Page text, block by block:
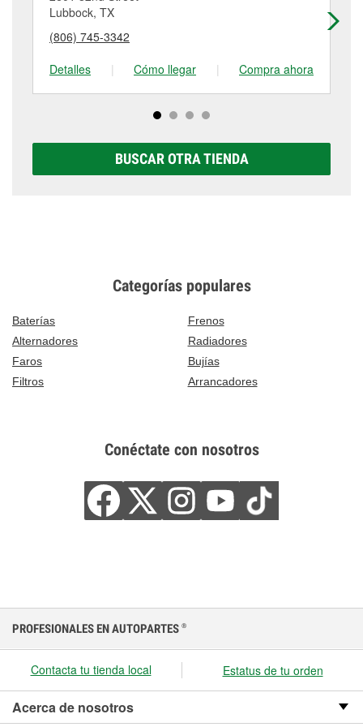
tambores de freno, tienen un pequeño costo que
tienda #1005 para obtener más información.
Lubbock, TX
(806) 745-3342
Detalles
| Cómo llegar | Compra ahora
BUSCAR OTRA TIENDA
Categorías populares
Baterías
Frenos
Alternadores
Radiadores
Faros
Bujías
Filtros
Arrancadores
Conéctate con nosotros
PROFESIONALES EN AUTOPARTES ®
Contacta tu tienda local Estatus de tu orden
Acerca de nosotros